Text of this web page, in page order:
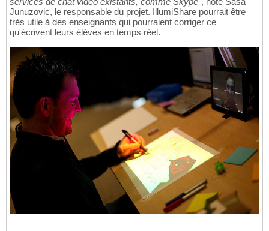
Junuzovic, le responsable du projet. IllumiShare pourrait être
très utile à des enseignants qui pourraient corriger ce
qu'écrivent leurs élèves en temps réel.